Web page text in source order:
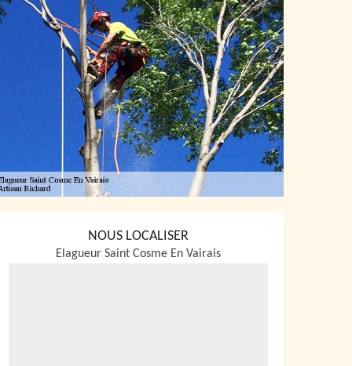
NOUS LOCALISER
Elagueur Saint Cosme En Vairais